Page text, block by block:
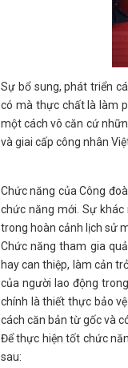
Sự bổ sung, phát triển
có mà thực chất là làm
một cách vô căn cứ
và giai cấp công nhân
Chức năng của Công
chức năng mới. Sự
trong hoàn cảnh lịch sử
Chức năng tham gia
hay can thiệp, làm cản
của người lao động
chính là thiết thực bảo
cách căn bản từ gốc và
Để thực hiện tốt chức
sau: